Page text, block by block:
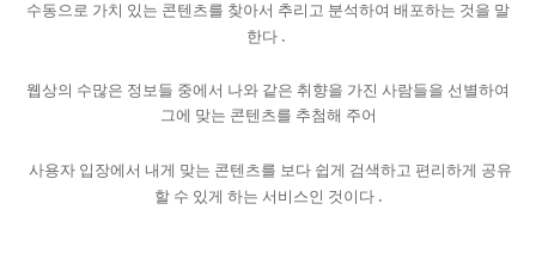
수동으로 가치 있는 콘텐츠를 찾아서 추리고 분석하여 배포하는 것을 말
한다 .
웹상의 수많은 정보들 중에서 나와 같은 취향을 가진 사람들을 선별하여
그에 맞는 콘텐츠를 추첨해 주어
사용자 입장에서 내게 맞는 콘텐츠를 보다 쉽게 검색하고 편리하게 공유
할 수 있게 하는 서비스인 것이다 .